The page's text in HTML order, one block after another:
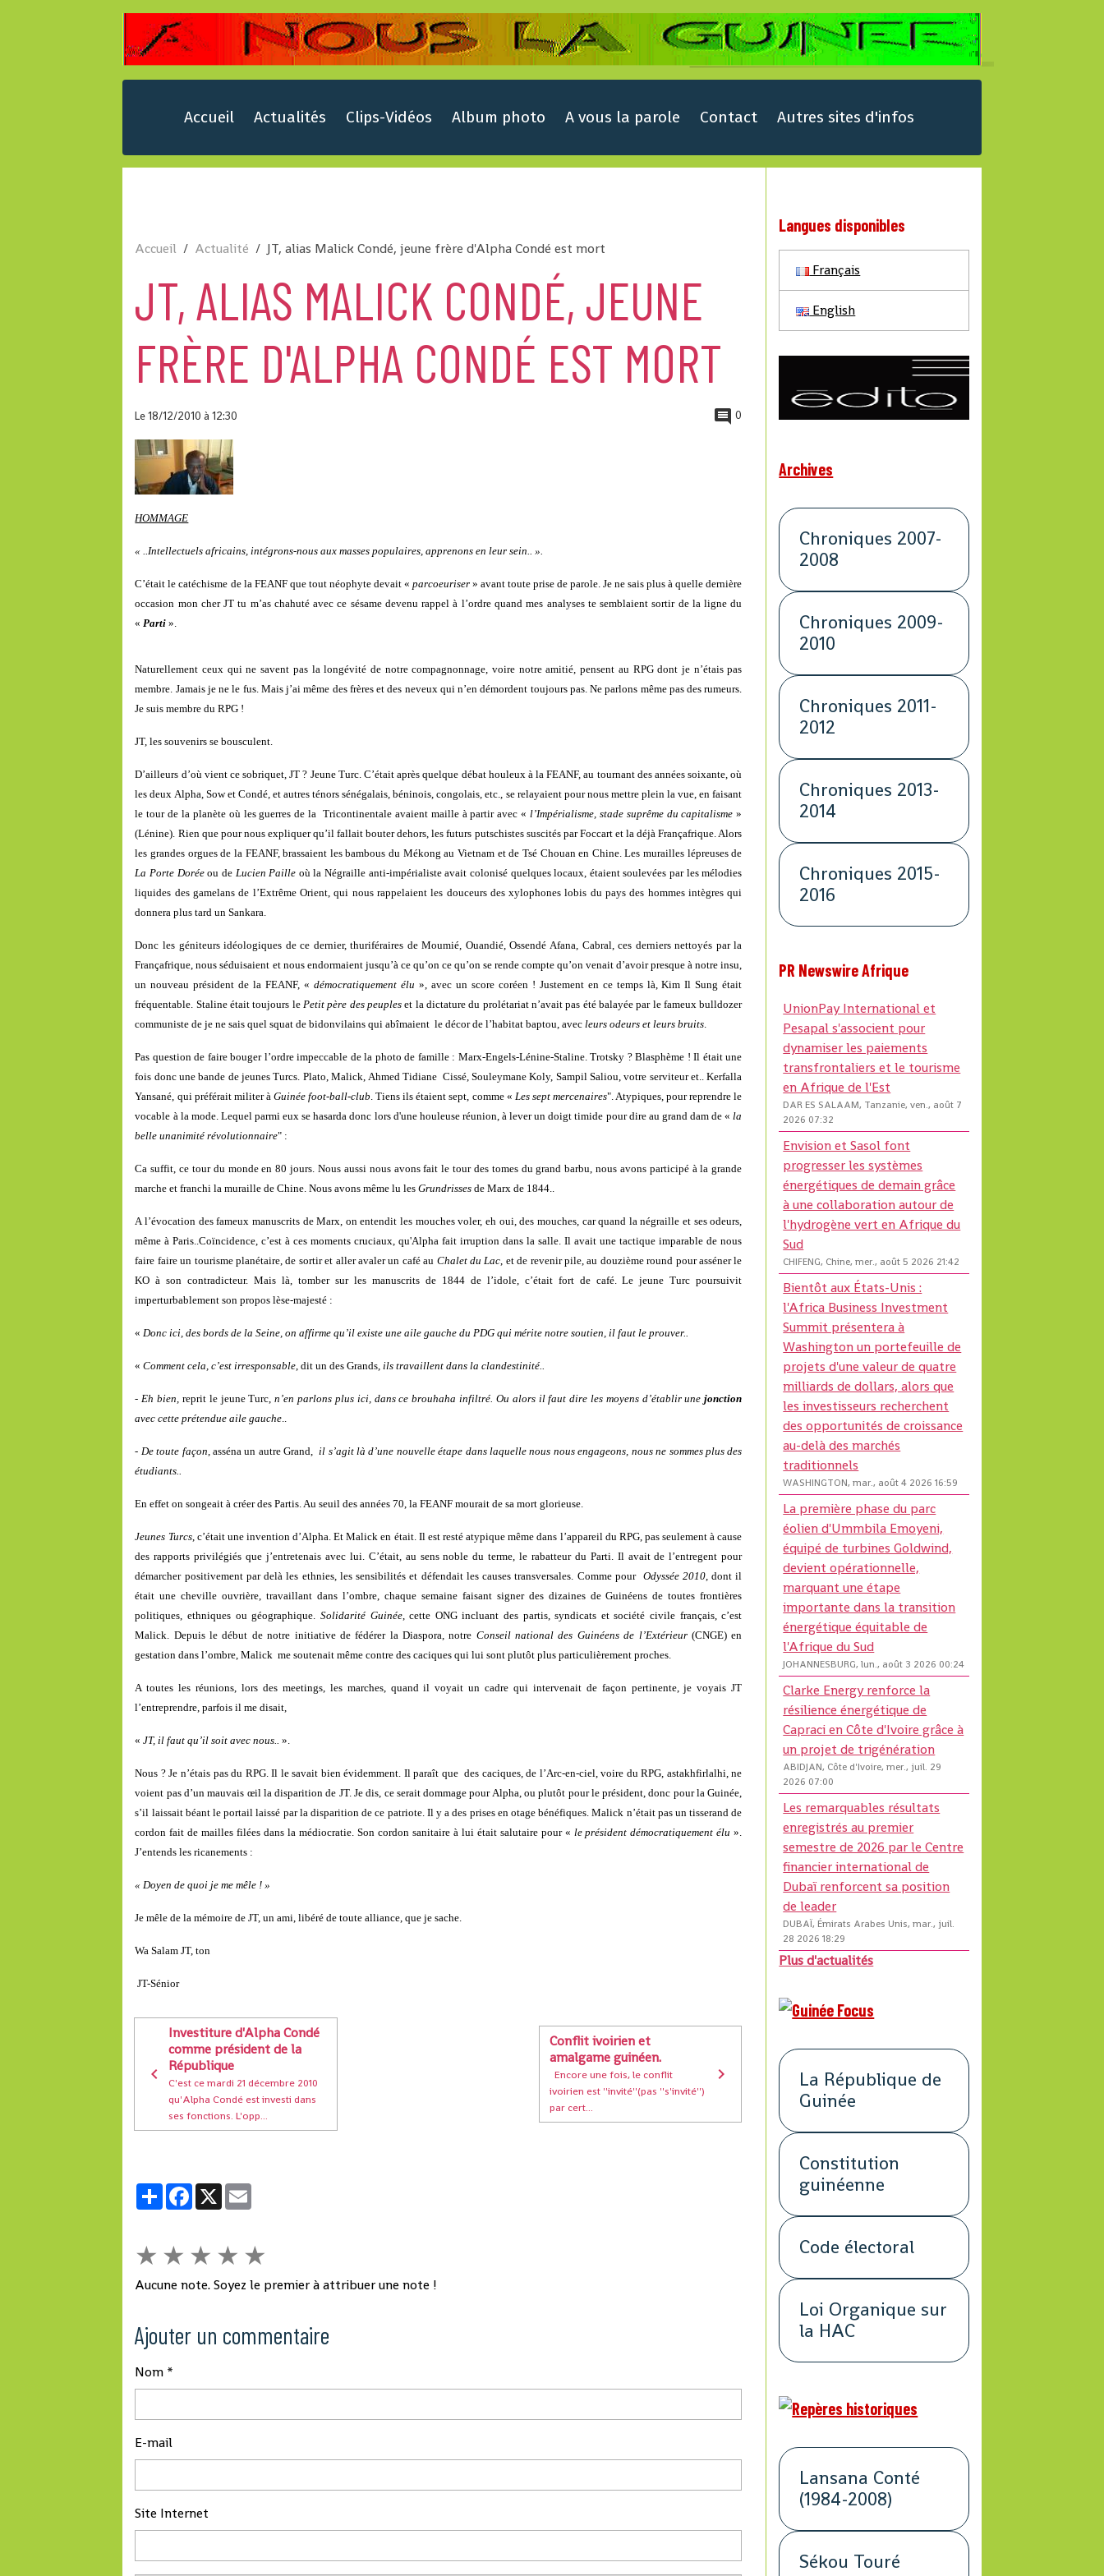
Accueil Actualités Clips-Vidéos Album photo A vous la parole Contact Autres sites d'infos
Accueil Actualité JT, alias Malick Condé, jeune frère d'Alpha Condé est mort
JT, ALIAS MALICK CONDÉ, JEUNE
FRÈRE D'ALPHA CONDÉ EST MORT
Le 18/12/2010à 12:30 0
HOMMAGE
« ..Intellectuels africains, intégrons-nous aux masses populaires, apprenons en leur sein.. ».
C’était le catéchisme de la FEANF que tout néophyte devait « parcoeuriser » avant toute prise de parole. Je ne sais plus à quelle dernière
occasion mon cher JT tu m’as chahuté avec ce sésame devenu rappel à l’ordre quand mes analyses te semblaient sortir de la ligne du
« Parti ».
Naturellement ceux qui ne savent pas la longévité de notre compagnonnage, voire notre amitié, pensent au RPG dont je n’étais pas
membre. Jamais je ne le fus. Mais j’ai même des frères et des neveux qui n’en démordent toujours pas. Ne parlons même pas des rumeurs.
Je suis membre du RPG !
JT, les souvenirs se bousculent.
D’ailleurs d’où vient ce sobriquet, JT ? Jeune Turc. C’était après quelque débat houleux à la FEANF, au tournant des années soixante, où
les deux Alpha, Sow et Condé, et autres ténors sénégalais, béninois, congolais, etc., se relayaient pour nous mettre plein la vue, en faisant
le tour de la planète où les guerres de la Tricontinentale avaient maille à partir avec « l’Impérialisme, stade suprême du capitalisme »
(Lénine). Rien que pour nous expliquer qu’il fallait bouter dehors, les futurs putschistes suscités par Foccart et la déjà Françafrique. Alors
les grandes orgues de la FEANF, brassaient les bambous du Mékong au Vietnam et de Tsé Chouan en Chine. Les murailles lépreuses de
La Porte Doréeou de Lucien Paille où la Négraille anti-impérialiste avait colonisé quelques locaux, étaient soulevées par les mélodies
liquides des gamelans de l’Extrême Orient, qui nous rappelaient les douceurs des xylophones lobis du pays des hommes intègres qui
donnera plus tard un Sankara.
Donc les géniteurs idéologiques de ce dernier, thuriféraires de Moumié, Ouandié, Ossendé Afana, Cabral, ces derniers nettoyés par la
Françafrique, nous séduisaient et nous endormaient jusqu’à ce qu’on ce qu’on se rende compte qu’on venait d’avoir presque à notre insu,
un nouveau président de la FEANF, «démocratiquement élu », avec un score coréen ! Justement en ce temps là, Kim Il Sung était
fréquentable. Staline était toujours lePetit père des peuples et la dictature du prolétariat n’avait pas été balayée par le fameux bulldozer
communiste de je ne sais quel squat de bidonvilains qui abîmaient le décor de l’habitat baptou, avecleurs odeurs et leurs bruits.
Pas question de faire bouger l’ordre impeccable de la photo de famille : Marx-Engels-Lénine-Staline. Trotsky ? Blasphème ! Il était une
fois donc une bande de jeunes Turcs. Plato, Malick, Ahmed Tidiane Cissé, Souleymane Koly, Sampil Saliou, votre serviteur et.. Kerfalla
Yansané, qui préférait militer à Guinée foot-ball-club. Tiens ils étaient sept, comme « Les sept mercenaires". Atypiques, pour reprendre le
vocable à la mode. Lequel parmi eux se hasarda donc lors d'une houleuse réunion, à lever un doigt timide pour dire au grand dam de «la
belle unanimité révolutionnaire" :
Ca suffit, ce tour du monde en 80 jours. Nous aussi nous avons fait le tour des tomes du grand barbu, nous avons participé à la grande
marche et franchi la muraille de Chine. Nous avons même lu lesGrundrisses de Marx de 1844..
A l’évocation des fameux manuscrits de Marx, on entendit les mouches voler, eh oui, des mouches, car quand la négraille et ses odeurs,
même à Paris..Coïncidence, c’est à ces moments cruciaux, qu'Alpha fait irruption dans la salle. Il avait une tactique imparable de nous
faire faire un tourisme planétaire, de sortir et aller avaler un café au Chalet du Lac, et de revenir pile, au douzième round pour asséner le
KO à son contradicteur. Mais là, tomber sur les manuscrits de 1844 de l’idole, c’était fort de café. Le jeune Turc poursuivit
imperturbablement son propos lèse-majesté :
«Donc ici, des bords de la Seine, on affirme qu’il existe une aile gauche du PDG qui mérite notre soutien, il faut le prouver..
«Comment cela, c’est irresponsable, dit un des Grands,ils travaillent dans la clandestinité..
- Eh bien, reprit le jeune Turc,n’en parlons plus ici, dans ce brouhaha infiltré. Ou alors il faut dire les moyens d’établir unejonction
avec cette prétendue aile gauche..
- De toute façon, asséna un autre Grand,il s’agit là d’une nouvelle étape dans laquelle nous nous engageons, nous ne sommes plus des
étudiants..
En effet on songeait à créer des Partis. Au seuil des années 70, la FEANF mourait de sa mort glorieuse.
Jeunes Turcs, c’était une invention d’Alpha. Et Malick en était. Il est resté atypique même dans l’appareil du RPG, pas seulement à cause
des rapports privilégiés que j’entretenais avec lui. C’était, au sens noble du terme, le rabatteur du Parti. Il avait de l’entregent pour
démarcher positivement par delà les ethnies, les sensibilités et défendait les causes transversales. Comme pour Odyssée 2010, dont il
était une cheville ouvrière, travaillant dans l’ombre, chaque semaine faisant signer des dizaines de Guinéens de toutes frontières
politiques, ethniques ou géographique. Solidarité Guinée, cette ONG incluant des partis, syndicats et société civile français, c’est
Malick. Depuis le début de notre initiative de fédérer la Diaspora, notre Conseil national des Guinéens de l’Extérieur(CNGE) en
gestation dans l’ombre, Malick me soutenait même contre des caciques qui lui sont plutôt plus particulièrement proches.
A toutes les réunions, lors des meetings, les marches, quand il voyait un cadre qui intervenait de façon pertinente, je voyais JT
l’entreprendre, parfois il me disait,
«JT, il faut qu’il soit avec nous.. ».
Nous ? Je n’étais pas du RPG. Il le savait bien évidemment. Il paraît que des caciques, de l’Arc-en-ciel, voire du RPG, astakhfirlalhi, ne
voient pas d’un mauvais œil la disparition de JT. Je dis, ce serait dommage pour Alpha, ou plutôt pour le président, donc pour la Guinée,
s’il laissait béant le portail laissé par la disparition de ce patriote. Il y a des prises en otage bénéfiques. Malick n’était pas un tisserand de
cordon fait de mailles filées dans la médiocratie. Son cordon sanitaire à lui était salutaire pour « le président démocratiquement élu ».
J’entends les ricanements :
« Doyen de quoi je me mêle ! »
Je mêle de la mémoire de JT, un ami, libéré de toute alliance, que je sache.
Wa Salam JT, ton
JT-Sénior
Investiture d'Alpha Condé
comme président de la
République
C'est ce mardi 21 décembre 2010
qu'Alpha Condé est investi dans
ses fonctions. L'opp...
Conflit ivoirien et
amalgame guinéen.
Encore une fois, le conflit
ivoirien est ''invité''(pas ''s'invité'')
par cert...
PartagerFacebook
X
★ ★ ★ ★ ★
Aucune note. Soyez le premier à attribuer une note !
Ajouter un commentaire
Nom
E-mail
Site Internet
Langues disponibles
Français
English
Archives
Chroniques 2007-
2008
Chroniques 2009-
2010
Chroniques 2011-
2012
Chroniques 2013-
2014
Chroniques 2015-
2016
PR Newswire Afrique
UnionPay International et
Pesapal s'associent pour
dynamiser les paiements
transfrontaliers et le tourisme
en Afrique de l'Est
DAR ES SALAAM, Tanzanie, ven., août 7
2026 07:32
Envision et Sasol font
progresser les systèmes
énergétiques de demain grâce
à une collaboration autour de
l'hydrogène vert en Afrique du
Sud
CHIFENG, Chine, mer., août 5 2026 21:42
Bientôt aux États-Unis :
l'Africa Business Investment
Summit présentera à
Washington un portefeuille de
projets d'une valeur de quatre
milliards de dollars, alors que
les investisseurs recherchent
des opportunités de croissance
au-delà des marchés
traditionnels
WASHINGTON, mar., août 4 2026 16:59
La première phase du parc
éolien d'Ummbila Emoyeni,
équipé de turbines Goldwind,
devient opérationnelle,
marquant une étape
importante dans la transition
énergétique équitable de
l'Afrique du Sud
JOHANNESBURG, lun., août 3 2026 00:24
Clarke Energy renforce la
résilience énergétique de
Capraci en Côte d'Ivoire grâce à
un projet de trigénération
ABIDJAN, Côte d'Ivoire, mer., juil. 29
2026 07:00
Les remarquables résultats
enregistrés au premier
semestre de 2026 par le Centre
financier international de
Dubaï renforcent sa position
de leader
DUBAÏ, Émirats Arabes Unis, mar., juil.
28 2026 18:29
Plus d'actualités
La République de
Guinée
Constitution
guinéenne
Code électoral
Loi Organique sur
la HAC
Lansana Conté
(1984-2008)
Sékou Touré